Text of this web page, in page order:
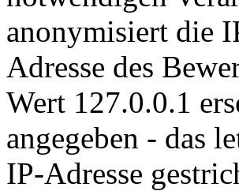
anonymisiert die
Adresse des
Wert 127.0.0.1
angegeben - das
IP-Adresse